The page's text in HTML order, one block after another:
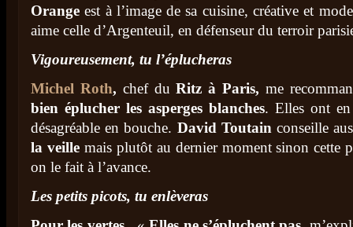
Orange est à l’image de sa cuisine, créative et
aime celle d’Argenteuil, en défenseur du terroir
Vigoureusement, tu l’éplucheras
Michel Roth, chef duRitz à Paris, me
bien éplucher les asperges blanches. Elles ont en
désagréable en bouche. David Toutain conseille
la veillemais plutôt au dernier moment sinon cette
on le fait à l’avance.
Les petits picots, tu enlèveras